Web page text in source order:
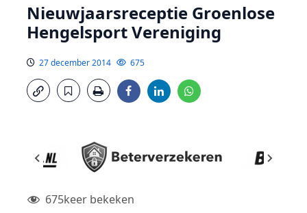
Nieuwjaarsreceptie Groenlose
Hengelsport Vereniging
27 december 2014 675
675keer bekeken